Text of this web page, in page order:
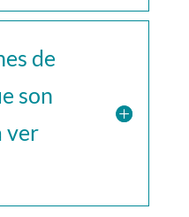
de
son
ver